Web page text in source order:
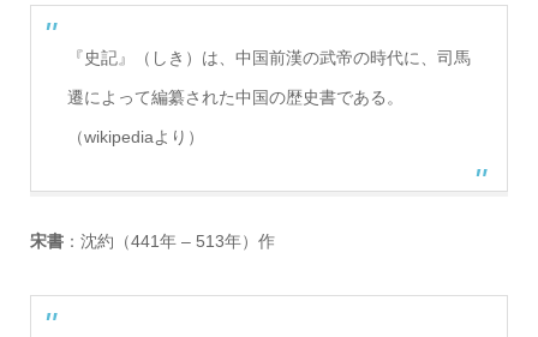
『史記』（しき）は、中国前漢の武帝の時代に、司馬
遷によって編纂された中国の歴史書である。
（wikipediaより）
宋書：沈約（441年 – 513年）作